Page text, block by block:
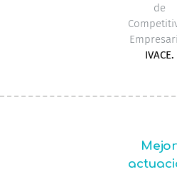
de
IVACE.
Mejor